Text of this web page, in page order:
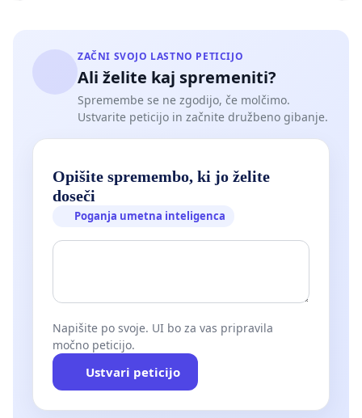
ZAČNI SVOJO LASTNO PETICIJO
Ali želite kaj spremeniti?
Spremembe se ne zgodijo, če molčimo.
Ustvarite peticijo in začnite družbeno gibanje.
Opišite spremembo, ki jo želite
doseči
Poganja umetna inteligenca
Napišite po svoje. UI bo za vas pripravila
močno peticijo.
Ustvari peticijo